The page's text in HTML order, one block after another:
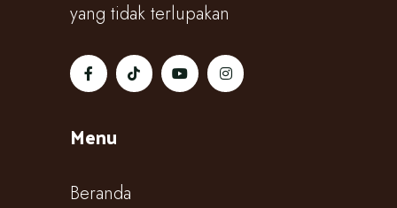
yang tidak terlupakan
Menu
Beranda